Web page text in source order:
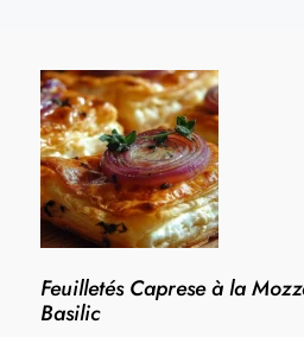
Feuilletés Caprese à la
Basilic